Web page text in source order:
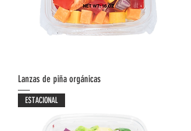
Lanzas de piña orgánicas
ESTACIONAL